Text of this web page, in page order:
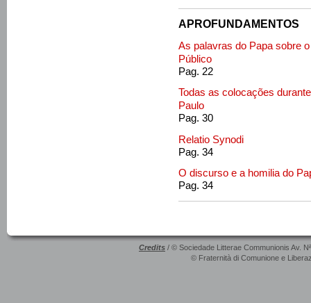
APROFUNDAMENTOS
As palavras do Papa sobre
Público
Pag. 22
Todas as colocações
Paulo
Pag. 30
Relatio Synodi
Pag. 34
O discurso e a homilia do
Pag. 34
Credits / © Sociedade Litterae Communionis Av.
© Fraternità di Comunione e